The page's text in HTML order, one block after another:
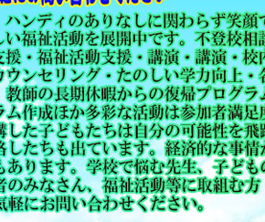
のたのしさと賢さを沖縄から世界へ,設
実験授,楽しい学力向上,たのしい学力,自